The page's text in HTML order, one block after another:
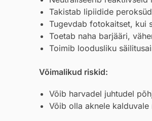
Takistab lipiidide
Tugevdab fotokaitset, kui
Toetab naha barjääri,
Toimib loodusliku
Võimalikud riskid:
Võib harvadel juhtudel
Võib olla aknele